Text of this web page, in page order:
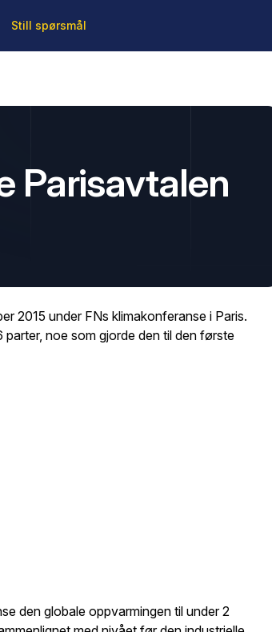
Still spørsmål
Parisavtalen
2015 under FNs klimakonferanse i Paris.
noe som gjorde den til den første
den globale oppvarmingen til under 2